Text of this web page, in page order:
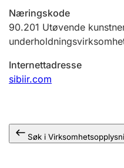
Andre tema
Næringskode
90.201 Utøvende
Internettadresse
sibiir.com
Søk i